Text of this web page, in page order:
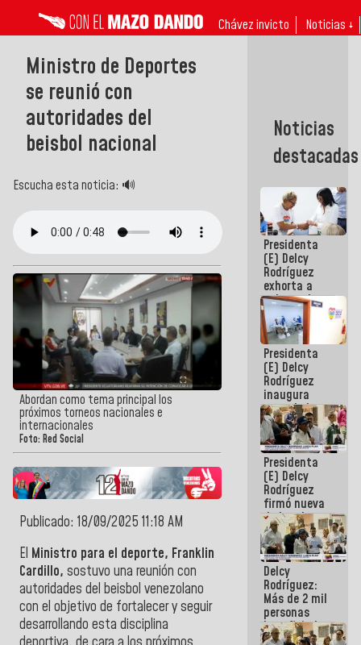
Chávez invicto Noticias ↓
Ministro de Deportes
se reunió con
autoridades del
beisbol nacional
Escucha esta noticia: 🔊
Abordan como tema principal los
próximos torneos nacionales e
internacionales
Foto: Red Social
Publicado: 18/09/2025 11:18 AM
El Ministro para el deporte, Franklin
Cardillo, sostuvo una reunión con
autoridades del beisbol venezolano
con el objetivo de fortalecer y seguir
desarrollando esta disciplina
Noticias
destacadas
Presidenta
(E) Delcy
Rodríguez
exhorta a
gobernadores
y alcaldes a
edificar
casas para
abuelos
Presidenta
(E) Delcy
Rodríguez
inaugura
casa de los
Abuelos
Primavera
en Caracas
Presidenta
(E) Delcy
Rodríguez
firmó nueva
de Ley de
Arrendamiento
aprobada
por la AN
Delcy
Rodríguez:
Más de 2 mil
personas
beneficiadas
con planes